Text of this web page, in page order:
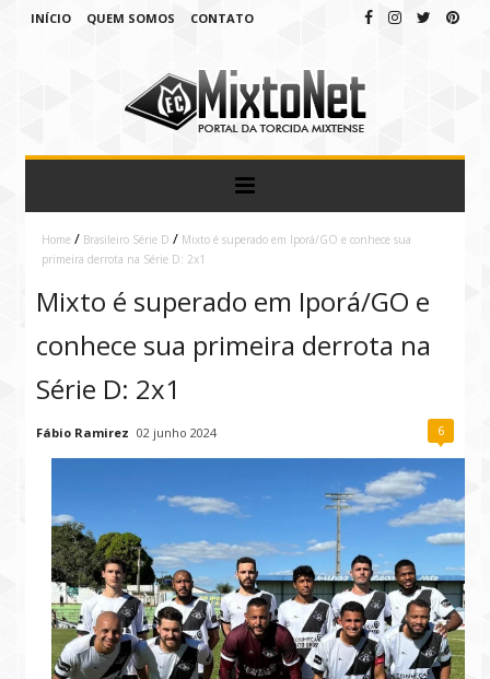
INÍCIO QUEM SOMOS CONTATO
Home / Brasileiro Série D / Mixto é superado em Iporá/GO e conhece sua
primeira derrota na Série D: 2x1
Mixto é superado em Iporá/GO e
conhece sua primeira derrota na
Série D: 2x1
Fábio Ramirez 02 junho 2024 6